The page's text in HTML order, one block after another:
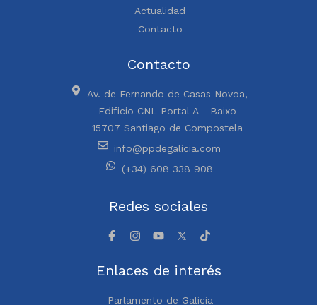
Actualidad
Contacto
Contacto
Av. de Fernando de Casas Novoa,
Edificio CNL Portal A - Baixo
15707 Santiago de Compostela
info@ppdegalicia.com
(+34) 608 338 908
Redes sociales
Enlaces de interés
Parlamento de Galicia